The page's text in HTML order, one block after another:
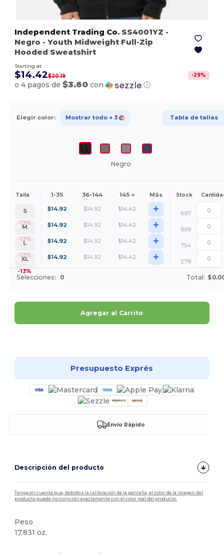
Independent Trading Co. SS4001YZ -
Negro - Youth Midweight Full-Zip
Hooded Sweatshirt
Starting at
$14.42$20.19 -29%
o 4 pagos de$3.60 con ⓘ
Elegir color: Mostrar todo + 3 Tabla de tallas
Negro
Talla 1-35 36-144 145 + Más Stock
S
-13%
$14.92 $14.92 $14.42 +
697
M
-13%
$14.92 $14.92 $14.42 +
909
L
-13%
$14.92 $14.92 $14.42 +
754
XL
-13%
$14.92 $14.92 $14.42 + 278
Selecciones: 0 Total:
Agregar al Carrito
Presupuesto Exprés
Envío Rápido
Descripción del producto
Tenga en cuenta que, debido a la calibración de la pantalla, el color de la imagen del
producto puede no coincidir exactamente con el color real del producto.
Peso
17.831 oz.